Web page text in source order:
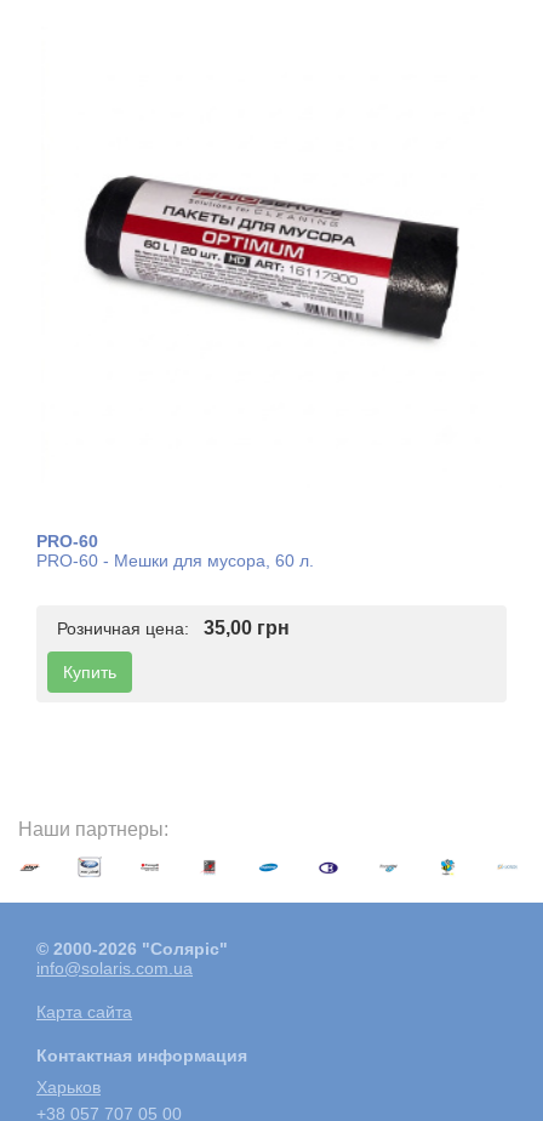
PRO-60
PRO-60 - Мешки для мусора, 60 л.
Розничная цена: 35,00 грн
Купить
Наши партнеры:
© 2000-2026 "Соляріс"
info@solaris.com.ua
Карта сайта
Контактная информация
Харьков
+38 057 707 05 00